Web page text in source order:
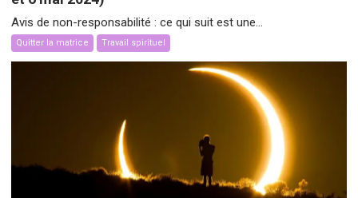
Avis de non-responsabilité : ce qui suit est une...
Quitter la matrice Travail spirituel